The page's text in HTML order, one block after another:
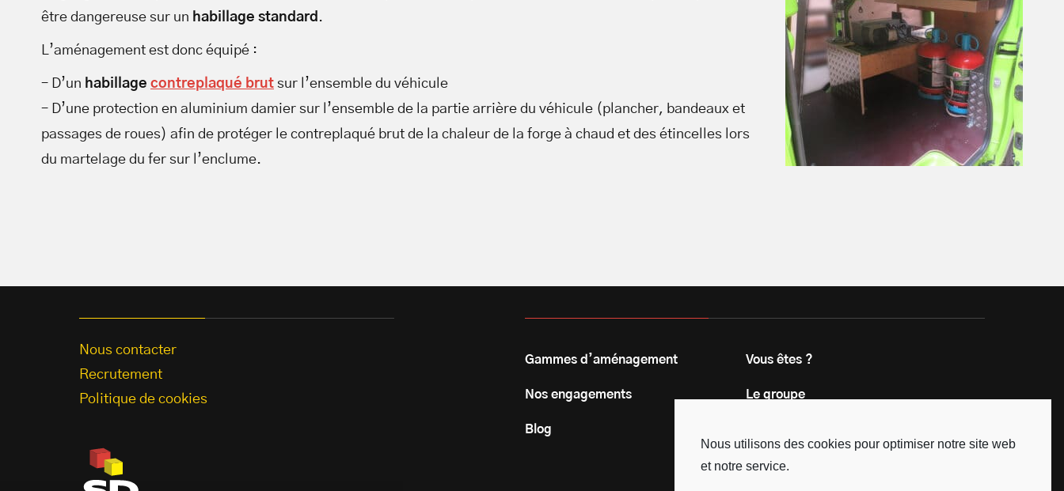
Nous utilisons des cookies pour optimiser notre site web
et notre service.
être dangereuse sur un habillage standard .
L’aménagement est donc équipé :
– D’un habillage contreplaqué brut sur l’ensemble du véhicule
– D’une protection en aluminium damier sur l’ensemble de la partie arrière du véhicule (plancher, bandeaux et
passages de roues) afin de protéger le contreplaqué brut de la chaleur de la forge à chaud et des étincelles lors
du martelage du fer sur l’enclume.
Nous contacter
Recrutement
Politique de cookies
Gammes d’aménagement Vous êtes ?
Nos engagements Le groupe
Blog